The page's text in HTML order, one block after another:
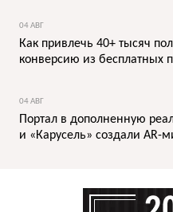
04 АВГ
Как привлечь 40+ тысяч
конверсию из бесплатных
04 АВГ
Портал в дополненную
и «Карусель» создали AR-